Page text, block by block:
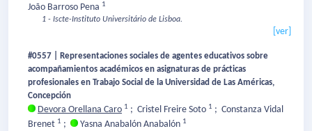
João Barroso Pena 1
1 - Iscte-Instituto Universitário de Lisboa.
[ver]
#0557 | Representaciones sociales de agentes educativos sobre
acompañamientos académicos en asignaturas de prácticas
profesionales en Trabajo Social de la Universidad de Las Américas,
Concepción
Devora Orellana Caro 1 ; Cristel Freire Soto 1 ; Constanza Vidal
Brenet 1 ; Yasna Anabalón Anabalón 1